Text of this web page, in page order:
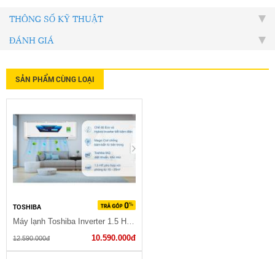
THÔNG SỐ KỸ THUẬT
ĐÁNH GIÁ
SẢN PHẨM CÙNG LOẠI
TOSHIBA
12.590.000đ 10.590.000đ